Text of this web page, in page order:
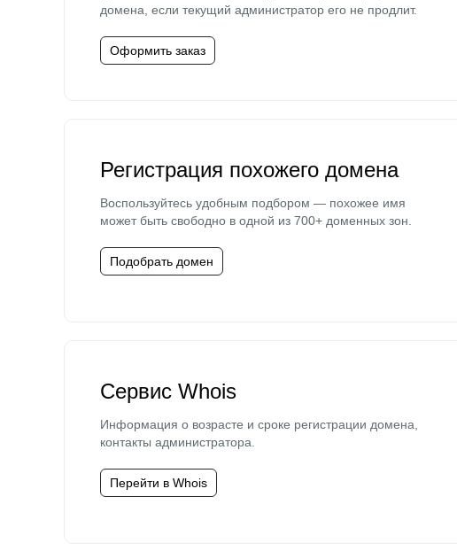
домена, если текущий администратор его не продлит.
Оформить заказ
Регистрация похожего домена
Воспользуйтесь удобным подбором — похожее имя
может быть свободно в одной из 700+ доменных зон.
Подобрать домен
Сервис Whois
Информация о возрасте и сроке регистрации домена,
контакты администратора.
Перейти в Whois